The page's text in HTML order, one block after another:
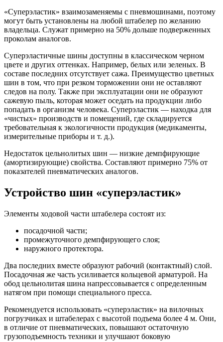
«Суперэластик» взаимозаменяемы с пневмошинами, поэтому
могут быть установлены на любой штабелер по желанию
владельца. Служат примерно на 50% дольше подверженных
проколам аналогов.
Суперэластичные шины доступны в классическом черном
цвете и других оттенках. Например, белых или зеленых. В
составе последних отсутствует сажа. Преимущество цветных
шин в том, что при резком торможении они не оставляют
следов на полу. Также при эксплуатации они не образуют
сажевую пыль, которая может оседать на продукции либо
попадать в организм человека. Суперэластик — находка для
«чистых» производств и помещений, где складируется
требовательная к экологичности продукция (медикаменты,
измерительные приборы и т. д.).
Недостаток цельнолитых шин — низкие демпфирующие
(амортизирующие) свойства. Составляют примерно 75% от
показателей пневматических аналогов.
Устройство шин «суперэластик»
Элементы ходовой части штабелера состоят из:
посадочной части;
промежуточного демпфирующего слоя;
наружного протектора.
Два последних вместе образуют рабочий (контактный) слой.
Посадочная же часть усиливается кольцевой арматурой. На
обод цельнолитая шина напрессовывается с определенным
натягом при помощи специального пресса.
Рекомендуется использовать «суперэластик» на вилочных
погрузчиках и штабелерах с высотой подъема более 4 м. Они,
в отличие от пневматических, повышают остаточную
грузоподъемность техники и улучшают боковую